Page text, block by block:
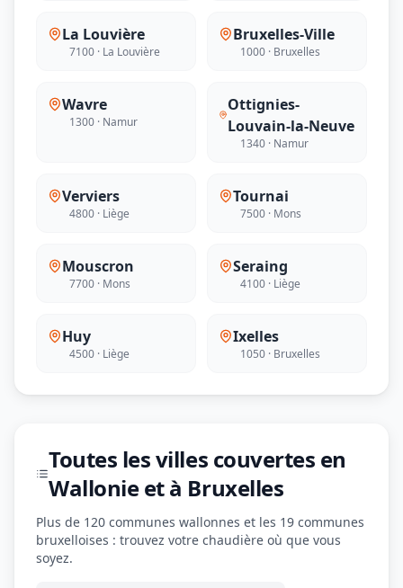
La Louvière
7100 · La Louvière
Bruxelles-Ville
1000 · Bruxelles
Wavre
1300 · Namur
Ottignies-
Louvain-la-Neuve
1340 · Namur
Verviers
4800 · Liège
Tournai
7500 · Mons
Mouscron
7700 · Mons
Seraing
4100 · Liège
Huy
4500 · Liège
Ixelles
1050 · Bruxelles
Toutes les villes couvertes en
Wallonie et à Bruxelles
Plus de 120 communes wallonnes et les 19 communes
bruxelloises : trouvez votre chaudière où que vous
soyez.